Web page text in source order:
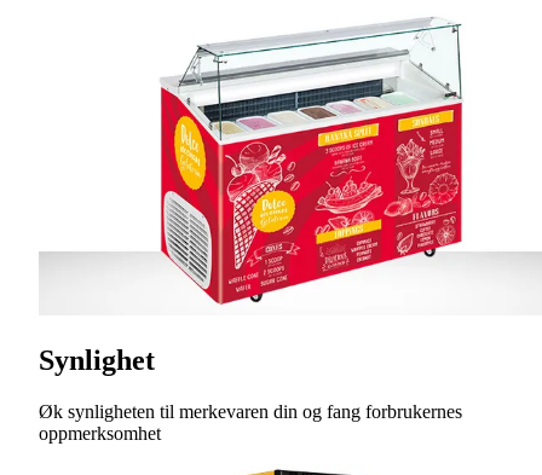
Synlighet
Øk synligheten til merkevaren din og fang forbrukernes
oppmerksomhet